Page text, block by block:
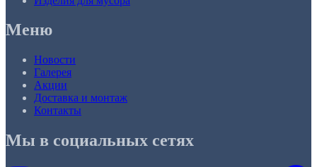
Меню
Новости
Галерея
Акции
Доставка и монтаж
Контакты
Мы в социальных сетях